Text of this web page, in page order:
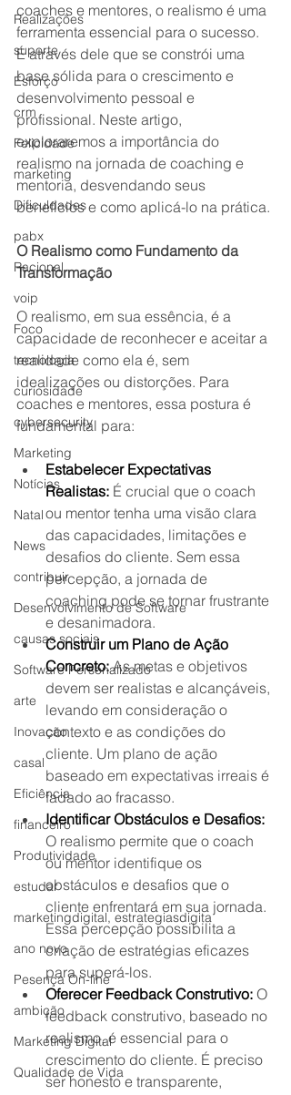
Realizações
suporte
Esforço
crm
Felicidade
marketing
Dificuldades
pabx
Racional
voip
Foco
tecnologia
curiosidade
cybersecurity
Marketing
Notícias
Natal
News
contribuir
Desenvolvimento de Software
causas sociais
Software Personalizado
arte
Inovação
casal
Eficiência
financeiro
Produtividade
estudar
marketingdigital, estrategiasdigita
ano novo
Pesença On-line
ambição
Marketing Digital
Qualidade de Vida
coaches e mentores, o realismo é uma
ferramenta essencial para o sucesso.
É através dele que se constrói uma
base sólida para o crescimento e
desenvolvimento pessoal e
profissional. Neste artigo,
exploraremos a importância do
realismo na jornada de coaching e
mentoria, desvendando seus
benefícios e como aplicá-lo na prática.
O Realismo como Fundamento da
Transformação
O realismo, em sua essência, é a
capacidade de reconhecer e aceitar a
realidade como ela é, sem
idealizações ou distorções. Para
coaches e mentores, essa postura é
fundamental para:
Estabelecer Expectativas
Realistas: É crucial que o coach
ou mentor tenha uma visão clara
das capacidades, limitações e
desafios do cliente. Sem essa
percepção, a jornada de
coaching pode se tornar frustrante
e desanimadora.
Construir um Plano de Ação
Concreto: As metas e objetivos
devem ser realistas e alcançáveis,
levando em consideração o
contexto e as condições do
cliente. Um plano de ação
baseado em expectativas irreais é
fadado ao fracasso.
Identificar Obstáculos e Desafios:
O realismo permite que o coach
ou mentor identifique os
obstáculos e desafios que o
cliente enfrentará em sua jornada.
Essa percepção possibilita a
criação de estratégias eficazes
para superá-los.
Oferecer Feedback Construtivo: O
feedback construtivo, baseado no
realismo, é essencial para o
crescimento do cliente. É preciso
ser honesto e transparente,